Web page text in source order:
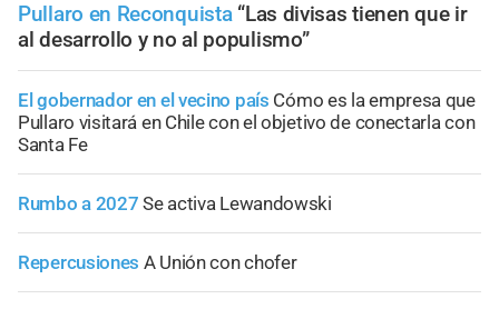
Pullaro en Reconquista “Las divisas tienen que ir
al desarrollo y no al populismo”
El gobernador en el vecino país Cómo es la empresa que
Pullaro visitará en Chile con el objetivo de conectarla con
Santa Fe
Rumbo a 2027 Se activa Lewandowski
Repercusiones A Unión con chofer